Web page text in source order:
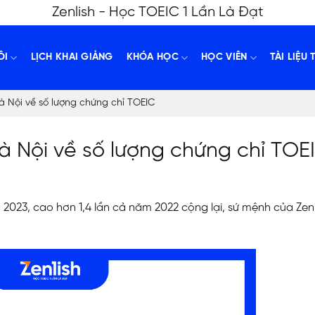
Zenlish - Học TOEIC 1 Lần Là Đạt
LỊCH KHAI GIẢNG KHÓA HỌC HỌC VIÊN TÀI LIỆU
Nội về số lượng chứng chỉ TOEIC
Nội về số lượng chứng chỉ
cao hơn 1,4 lần cả năm 2022 cộng lại, sứ mệnh của